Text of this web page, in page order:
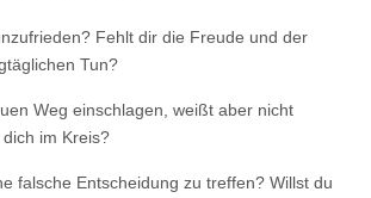
Fehlt dir die Freude und der
Tun?
Weg einschlagen, weißt aber nicht
im Kreis?
falsche Entscheidung zu treffen? Willst du